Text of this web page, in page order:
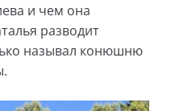
и чем она
разводит
называл конюшню